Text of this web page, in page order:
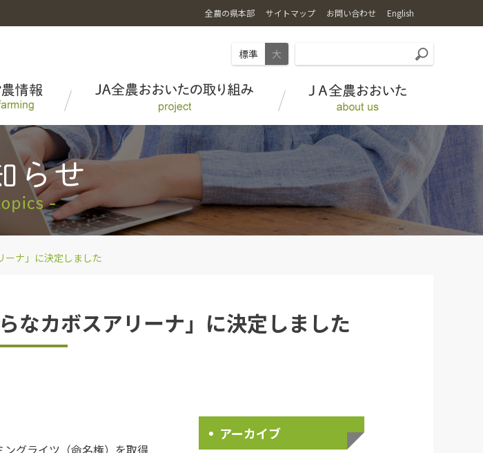
全農の県本部 サイトマップ お問い合わせ English
標準 大
畜産
営農支援検査センター
10.4MB] SDGsに関する取り組み
ＪＡ全農おおいたSNS公式アカウント
ーナ」に決定しました
なカボスアリーナ」に決定しました
グライツ（命名権）を取得
アーカイブ